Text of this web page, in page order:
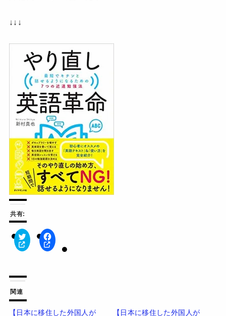
↓↓↓
共有:
ク
リ
て
T
w
i
t
t
F
a
有
関連
【日本に移住した外国人が 【日本に移住した外国人が